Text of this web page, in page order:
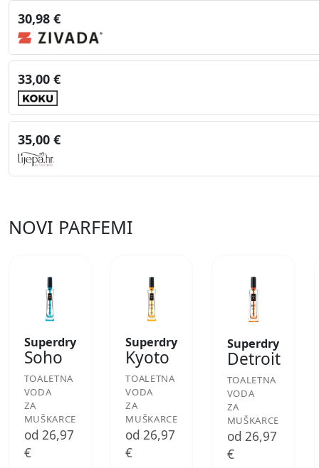
30,98 €
33,00 €
35,00 €
NOVI PARFEMI
Superdry
Soho
TOALETNA
VODA
ZA
MUŠKARCE
od 26,97
€
Superdry
Kyoto
TOALETNA
VODA
ZA
MUŠKARCE
od 26,97
€
Superdry
Detroit
TOALETNA
VODA
ZA
MUŠKARCE
od 26,97
€